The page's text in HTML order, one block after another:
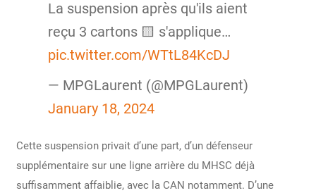
La suspension après qu'ils aient
reçu 3 cartons 🟨 s'applique…
pic.twitter.com/WTtL84KcDJ
— MPGLaurent (@MPGLaurent)
January 18, 2024
Cette suspension privait d’une part, d’un défenseur
supplémentaire sur une ligne arrière du MHSC déjà
suffisamment affaiblie, avec la CAN notamment. D’une